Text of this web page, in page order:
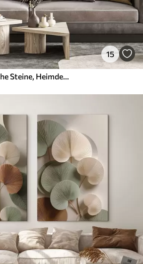
15
Pealistische ästhetische Steine, Heimdekoration, natürliche Beleuchtung